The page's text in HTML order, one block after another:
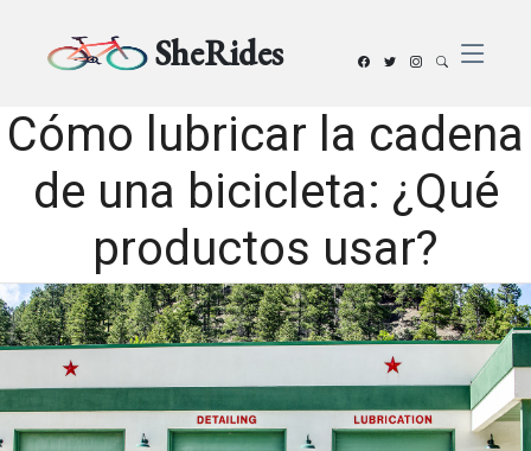
SheRides
Cómo lubricar la cadena
de una bicicleta: ¿Qué
productos usar?